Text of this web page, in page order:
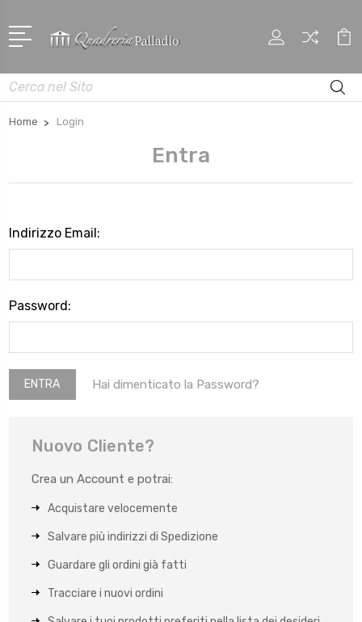
Cerca
Home Login
Entra
Indirizzo Email:
Password:
Hai dimenticato la Password?
Nuovo Cliente?
Crea un Account e potrai:
Acquistare velocemente
Salvare più indirizzi di Spedizione
Guardare gli ordini già fatti
Tracciare i nuovi ordini